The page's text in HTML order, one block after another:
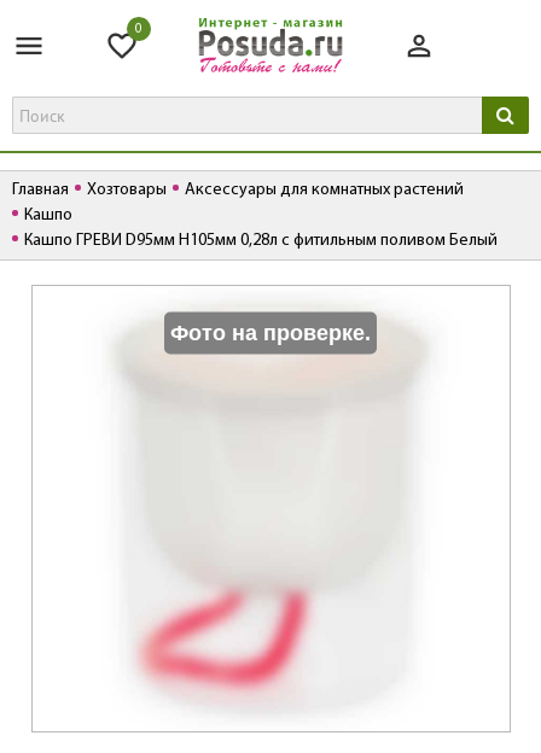
0
Главная Хозтовары
Аксессуары для комнатных растений
Кашпо
Кашпо ГРЕВИ D95мм H105мм 0,28л с фитильным поливом Белый
Фото на проверке.